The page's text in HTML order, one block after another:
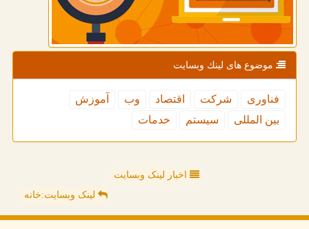
موضوع های لینك وبسایت
فناوری شركت اقتصاد وب
آموزش
بین المللی
سیستم خدمات
اخبار لینک وبسایت
لینک وبسایت:خانه